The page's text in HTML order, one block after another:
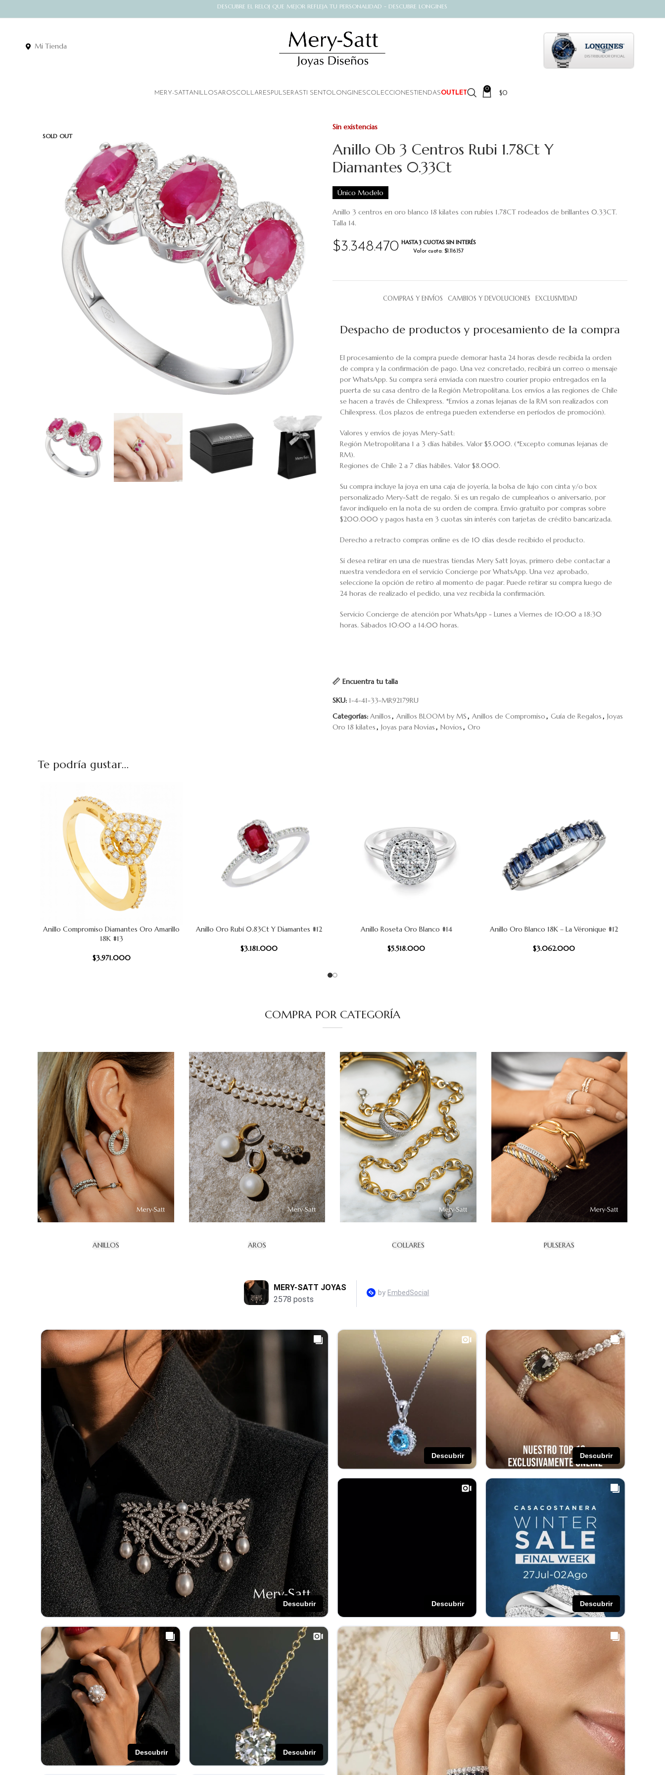
DESCUBRE EL RELOJ QUE MEJOR REFLEJA TU PERSONALIDAD - DESCUBRE LONGINES
Mi Tienda
MERY-SATTANILLOSAROSCOLLARES PULSERASTI SENTO LONGINESCOLECCIONESTIENDASOUTLET
0 $0
SOLD OUT
Anillo Ob 3 Centros Rubi 1.78Ct Y
Diamantes 0.33Ct
$3.348.470 HASTA 3 CUOTAS SIN INTERÉS
Valor cuota: $1.116.157
Único Modelo
Anillo 3 centros en oro blanco 18 kilates con rubíes 1.78CT rodeados de brillantes 0.33CT.
Talla 14.
Sin existencias
Encuentra tu talla
COMPRAS Y ENVÍOS CAMBIOS Y DEVOLUCIONES EXCLUSIVIDAD
Despacho de productos y procesamiento de la compra
El procesamiento de la compra puede demorar hasta 24 horas desde recibida la orden
de compra y la confirmación de pago. Una vez concretado, recibirá un correo o mensaje
por WhatsApp. Su compra será enviada con nuestro courier propio entregados en la
puerta de su casa dentro de la Región Metropolitana. Los envíos a las regiones de Chile
se hacen a través de Chilexpress. *Envíos a zonas lejanas de la RM son realizados con
Chilexpress. (Los plazos de entrega pueden extenderse en períodos de promoción).
Valores y envíos de joyas Mery-Satt:
Región Metropolitana 1 a 3 días hábiles. Valor $5.000. (*Excepto comunas lejanas de
RM).
Regiones de Chile 2 a 7 días hábiles. Valor $8.000.
Su compra incluye la joya en una caja de joyería, la bolsa de lujo con cinta y/o box
personalizado Mery-Satt de regalo. Si es un regalo de cumpleaños o aniversario, por
favor indíquelo en la nota de su orden de compra. Envío gratuito por compras sobre
$200.000 y pagos hasta en 3 cuotas sin interés con tarjetas de crédito bancarizada.
Derecho a retracto compras online es de 10 días desde recibido el producto.
Si desea retirar en una de nuestras tiendas Mery Satt Joyas, primero debe contactar a
nuestra vendedora en el servicio Concierge por WhatsApp. Una vez aprobado,
seleccione la opción de retiro al momento de pagar. Puede retirar su compra luego de
24 horas de realizado el pedido, una vez recibida la confirmación.
Servicio Concierge de atención por WhatsApp - Lunes a Viernes de 10:00 a 18:30
horas. Sábados 10:00 a 14:00 horas.
SKU: 1-4-41-33-MR92179RU
Categorías: Anillos, Anillos BLOOM by MS, Anillos de Compromiso, Guía de Regalos, Joyas
Oro 18 kilates, Joyas para Novias, Novios, Oro
Te podría gustar...
AÑADIR AL CARRITO
Anillo Compromiso Diamantes Oro Amarillo
18K #13
$3.971.000
AÑADIR AL CARRITO
Anillo Oro Rubí 0.83Ct Y Diamantes #12
$3.181.000
AÑADIR AL CARRITO
Anillo Roseta Oro Blanco #14
$5.518.000
AÑADIR AL CARRITO
Anillo Oro Blanco 18K – La Véronique #12
$3.062.000
COMPRA POR CATEGORÍA
ANILLOS AROS COLLARES PULSERAS